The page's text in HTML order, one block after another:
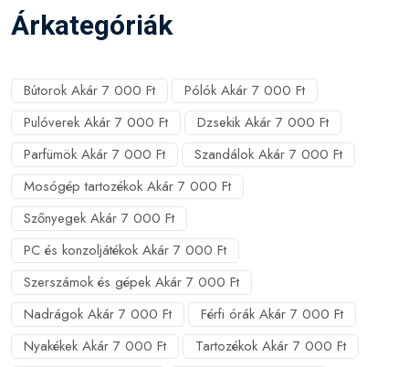
Árkategóriák
Bútorok Akár 7 000 Ft
Pólók Akár 7 000 Ft
Pulóverek Akár 7 000 Ft
Dzsekik Akár 7 000 Ft
Parfümök Akár 7 000 Ft
Szandálok Akár 7 000 Ft
Mosógép tartozékok Akár 7 000 Ft
Szőnyegek Akár 7 000 Ft
PC és konzoljátékok Akár 7 000 Ft
Szerszámok és gépek Akár 7 000 Ft
Nadrágok Akár 7 000 Ft
Férfi órák Akár 7 000 Ft
Nyakékek Akár 7 000 Ft
Tartozékok Akár 7 000 Ft